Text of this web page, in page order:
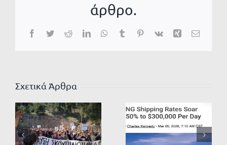
άρθρο.
Facebook
TwitterRedditLinkedInWhatsApp
TumblrPinterest
Vk Xing Email
Σχετικά Άρθρα